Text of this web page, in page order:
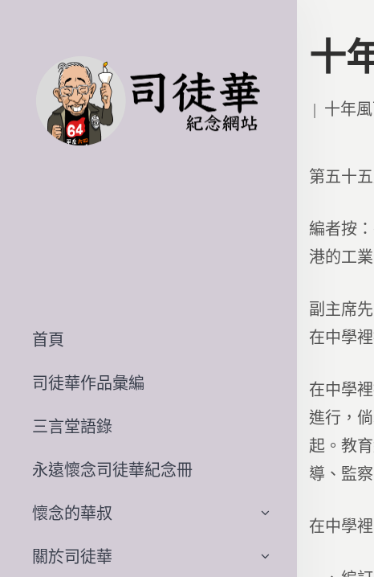
首頁
司徒華作品彙編
三言堂語錄
永遠懷念司徒華紀念冊
懷念的華叔
關於司徒華
十
Posted
十年
第五十
編者按
港的工
副主席
在中學
在中學
進行，
起。教
導、監
在中學